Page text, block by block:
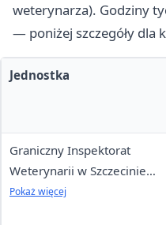
weterynarza). Godziny
— poniżej szczegóły dla
Jednostka
Graniczny Inspektorat
Weterynarii w Szczecinie
(czynności urzędowe i
Pokaż więcej